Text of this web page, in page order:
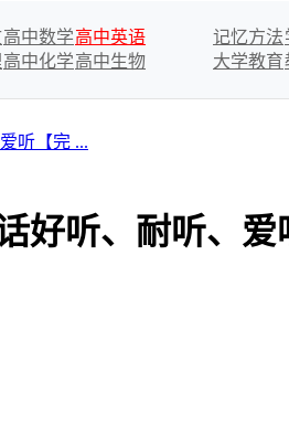
高中数学高中英语
高中化学高中生物
记忆方法
大学教育
听【完 ...
好听、耐听、爱